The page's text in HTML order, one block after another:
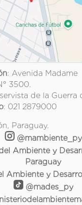
: Avenida Madame
3500.
de la Guerra
: 021 2879000
Paraguay.
@mambiente_py
Ambiente y
Paraguay
Ambiente y
@mades_py